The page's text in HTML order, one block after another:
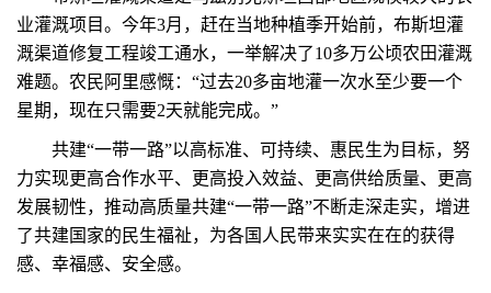
业灌溉项目。今年3月，赶在当地种植季开始前，布斯坦灌
溉渠道修复工程竣工通水，一举解决了10多万公顷农田灌溉
难题。农民阿里感慨：“过去20多亩地灌一次水至少要一个
星期，现在只需要2天就能完成。”
共建“一带一路”以高标准、可持续、惠民生为目标，努
力实现更高合作水平、更高投入效益、更高供给质量、更高
发展韧性，推动高质量共建“一带一路”不断走深走实，增进
了共建国家的民生福祉，为各国人民带来实实在在的获得
感、幸福感、安全感。